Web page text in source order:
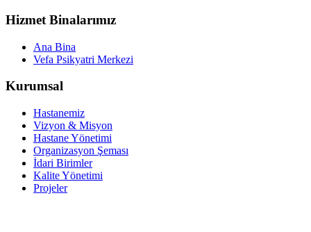
Hizmet Binalarımız
Ana Bina
Vefa Psikyatri Merkezi
Kurumsal
Hastanemiz
Vizyon & Misyon
Hastane Yönetimi
Organizasyon Şeması
İdari Birimler
Kalite Yönetimi
Projeler